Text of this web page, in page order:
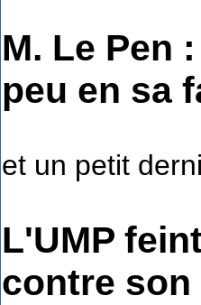
M. Le Pen
peu en sa
et un petit
L'UMP
contre